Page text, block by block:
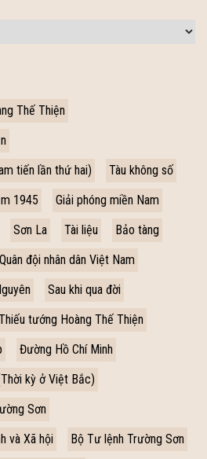
Thế Thiện
tiến lần thứ hai)
Tàu không số
1945
Giải phóng miền Nam
Sơn La Tài liệu
Bảo tàng
đội nhân dân Việt Nam
Sau khi qua đời
tướng Hoàng Thế Thiện
Đường Hồ Chí Minh
kỳ ở Việt Bắc)
Sơn
và Xã hội
Bộ Tư lệnh Trường Sơn